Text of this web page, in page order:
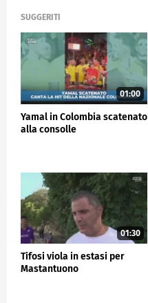
SUGGERITI
01:00
Yamal in Colombia scatenato
alla consolle
01:30
Tifosi viola in estasi per
Mastantuono